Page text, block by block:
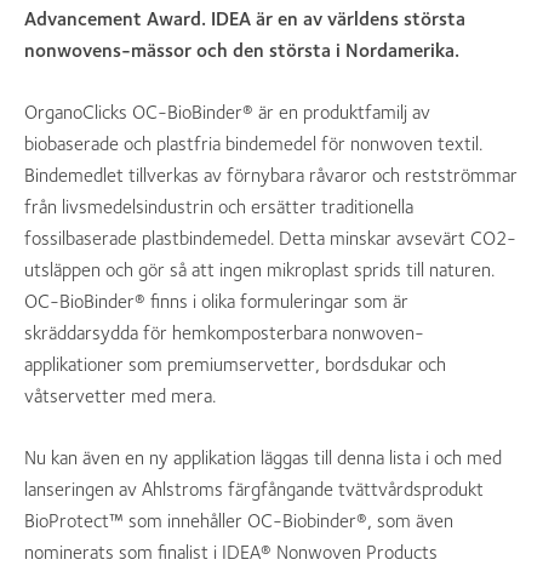
Advancement Award. IDEA är en av världens största
nonwovens-mässor och den största i Nordamerika.
OrganoClicks OC-BioBinder® är en produktfamilj av
biobaserade och plastfria bindemedel för nonwoven textil.
Bindemedlet tillverkas av förnybara råvaror och restströmmar
från livsmedelsindustrin och ersätter traditionella
fossilbaserade plastbindemedel. Detta minskar avsevärt CO2-
utsläppen och gör så att ingen mikroplast sprids till naturen.
OC-BioBinder® finns i olika formuleringar som är
skräddarsydda för hemkomposterbara nonwoven-
applikationer som premiumservetter, bordsdukar och
våtservetter med mera.
Nu kan även en ny applikation läggas till denna lista i och med
lanseringen av Ahlstroms färgfångande tvättvårdsprodukt
BioProtect™ som innehåller OC-Biobinder®, som även
nominerats som finalist i IDEA® Nonwoven Products